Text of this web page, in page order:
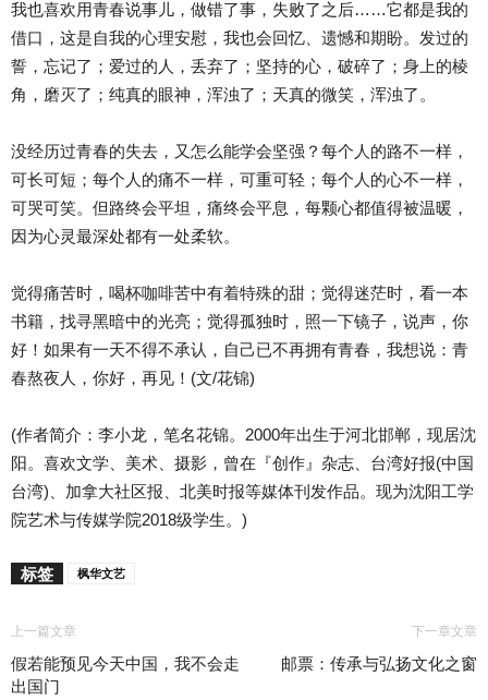
我也喜欢用青春说事儿，做错了事，失败了之后……它都是我的
借口，这是自我的心理安慰，我也会回忆、遗憾和期盼。发过的
誓，忘记了；爱过的人，丢弃了；坚持的心，破碎了；身上的棱
角，磨灭了；纯真的眼神，浑浊了；天真的微笑，浑浊了。
没经历过青春的失去，又怎么能学会坚强？每个人的路不一样，
可长可短；每个人的痛不一样，可重可轻；每个人的心不一样，
可哭可笑。但路终会平坦，痛终会平息，每颗心都值得被温暖，
因为心灵最深处都有一处柔软。
觉得痛苦时，喝杯咖啡苦中有着特殊的甜；觉得迷茫时，看一本
书籍，找寻黑暗中的光亮；觉得孤独时，照一下镜子，说声，你
好！如果有一天不得不承认，自己已不再拥有青春，我想说：青
春熬夜人，你好，再见！(文/花锦)
(作者简介：李小龙，笔名花锦。2000年出生于河北邯郸，现居沈
阳。喜欢文学、美术、摄影，曾在『创作』杂志、台湾好报(中国
台湾)、加拿大社区报、北美时报等媒体刊发作品。现为沈阳工学
院艺术与传媒学院2018级学生。)
标签 枫华文艺
上一篇文章
假若能预见今天中国，我不会走
出国门
下一章文章
邮票：传承与弘扬文化之窗